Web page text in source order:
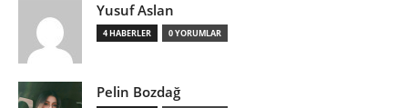
Yusuf Aslan
4 HABERLER 0 YORUMLAR
Pelin Bozdağ